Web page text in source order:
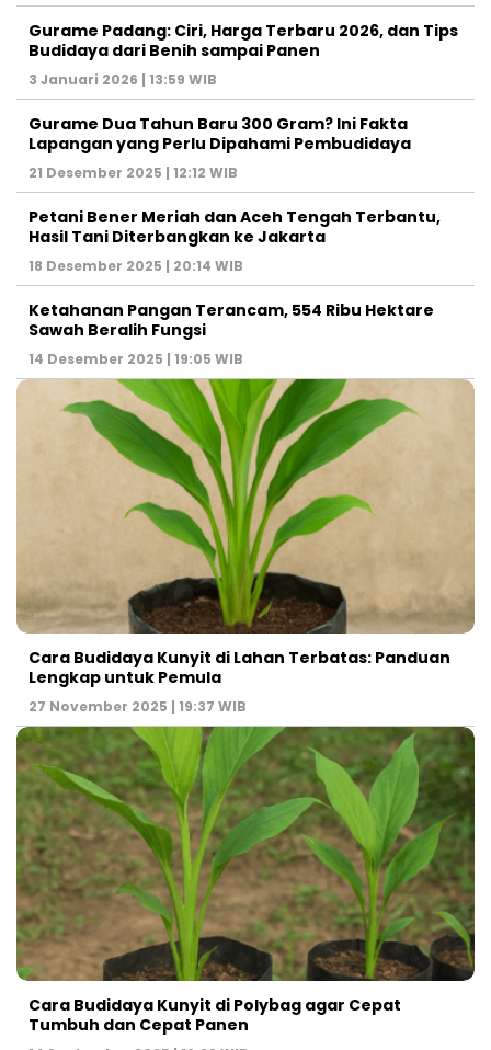
Gurame Padang: Ciri, Harga Terbaru 2026, dan Tips
Budidaya dari Benih sampai Panen
3 Januari 2026 | 13:59 WIB
Gurame Dua Tahun Baru 300 Gram? Ini Fakta
Lapangan yang Perlu Dipahami Pembudidaya
21 Desember 2025 | 12:12 WIB
Petani Bener Meriah dan Aceh Tengah Terbantu,
Hasil Tani Diterbangkan ke Jakarta
18 Desember 2025 | 20:14 WIB
Ketahanan Pangan Terancam, 554 Ribu Hektare
Sawah Beralih Fungsi
14 Desember 2025 | 19:05 WIB
Cara Budidaya Kunyit di Lahan Terbatas: Panduan
Lengkap untuk Pemula
27 November 2025 | 19:37 WIB
Cara Budidaya Kunyit di Polybag agar Cepat
Tumbuh dan Cepat Panen